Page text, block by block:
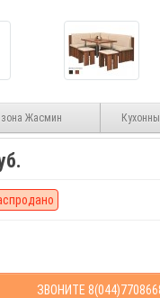
Жасмин
ЗВОНИТЕ